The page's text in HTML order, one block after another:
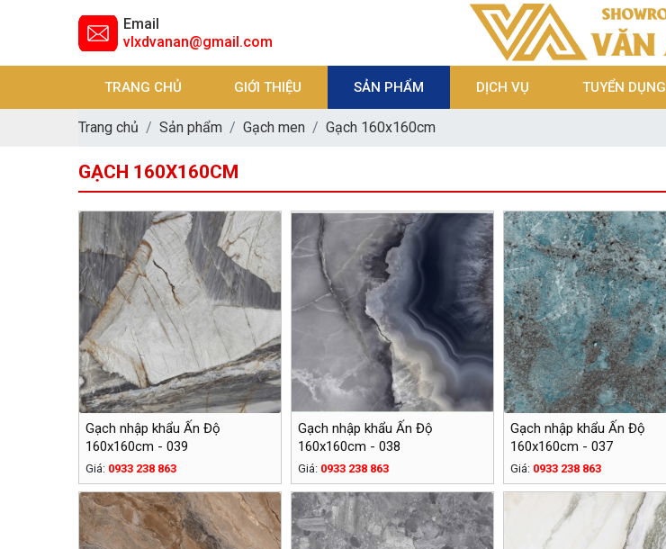
Email
vlxdvanan@gmail.com
TRANG CHỦ GIỚI THIỆU SẢN PHẨM DỊCH VỤ TUYỂN DỤNG
Trang chủ Sản phẩm Gạch men Gạch 160x160cm
GẠCH 160X160CM
Gạch nhập khẩu Ấn Độ
160x160cm - 039
Giá: 0933 238 863
Gạch nhập khẩu Ấn Độ
160x160cm - 038
Giá: 0933 238 863
Gạch nhập khẩu Ấn Độ
160x160cm - 037
Giá: 0933 238 863